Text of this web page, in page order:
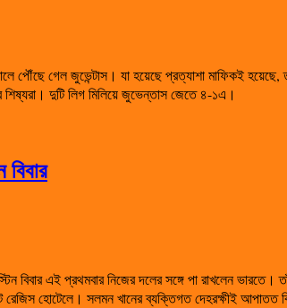
পৌঁছে গেল জুভেন্টাস। যা হয়েছে প্রত্যাশা মাফিকই
শিষ্যরা। দুটি লিগ মিলিয়ে জুভেন্তাস জেতে ৪-১এ।
বিবার এই প্রথমবার নিজের দলের সঙ্গে পা রাখলেন ভারতে।
রেজিস হোটেলে। সলমন খানের ব্যক্তিগত দেহরক্ষীই আপাতত